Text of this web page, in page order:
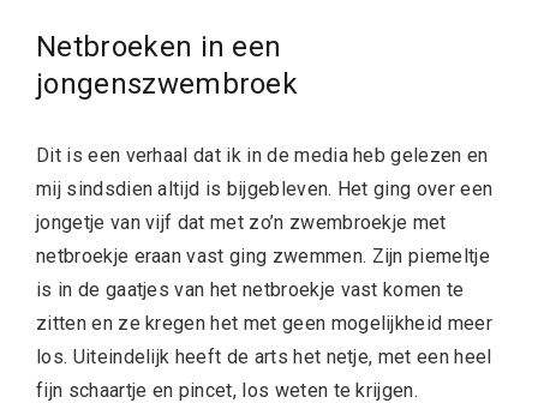
Netbroeken in een
jongenszwembroek
Dit is een verhaal dat ik in de media heb gelezen en
mij sindsdien altijd is bijgebleven. Het ging over een
jongetje van vijf dat met zo’n zwembroekje met
netbroekje eraan vast ging zwemmen. Zijn piemeltje
is in de gaatjes van het netbroekje vast komen te
zitten en ze kregen het met geen mogelijkheid meer
los. Uiteindelijk heeft de arts het netje, met een heel
fijn schaartje en pincet, los weten te krijgen.